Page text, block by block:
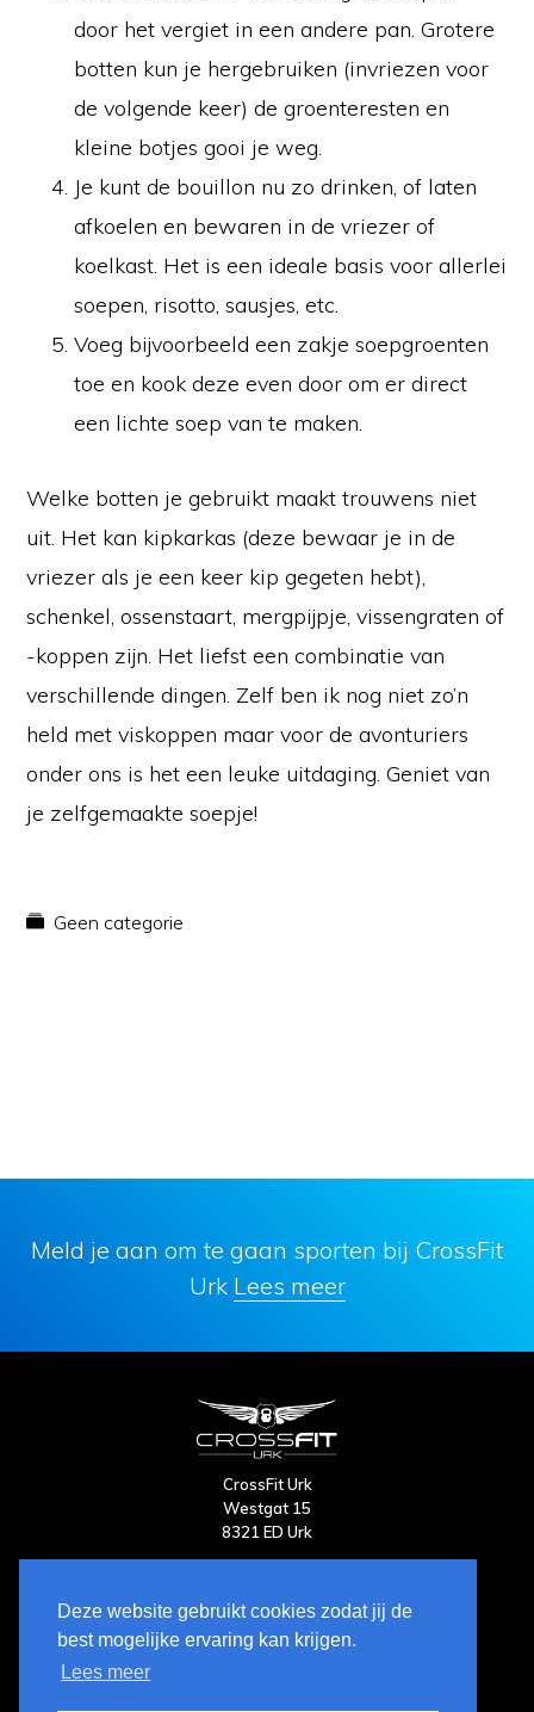
Deze website gebruikt cookies zodat jij de
best mogelijke ervaring kan krijgen.
Lees meer
door het vergiet in een andere pan. Grotere
botten kun je hergebruiken (invriezen voor
de volgende keer) de groenteresten en
kleine botjes gooi je weg.
Je kunt de bouillon nu zo drinken, of laten
afkoelen en bewaren in de vriezer of
koelkast. Het is een ideale basis voor allerlei
soepen, risotto, sausjes, etc.
Voeg bijvoorbeeld een zakje soepgroenten
toe en kook deze even door om er direct
een lichte soep van te maken.
Welke botten je gebruikt maakt trouwens niet
uit. Het kan kipkarkas (deze bewaar je in de
vriezer als je een keer kip gegeten hebt),
schenkel, ossenstaart, mergpijpje, vissengraten of
-koppen zijn. Het liefst een combinatie van
verschillende dingen. Zelf ben ik nog niet zo’n
held met viskoppen maar voor de avonturiers
onder ons is het een leuke uitdaging. Geniet van
je zelfgemaakte soepje!
Geen categorie
Meld je aan om te gaan sporten bij CrossFit
Urk Lees meer
CrossFit Urk
Westgat 15
8321 ED Urk
Chris Potopeanu:06 - 125 06 170
Wilja ten Napel:
06 - 120 411 78